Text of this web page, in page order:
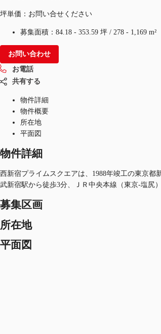
坪単価：お問い合せください
募集面積： 84.18 - 353.59 坪 / 278 - 1,169 m²
お問い合わせ
お電話
共有する
物件詳細
物件概要
所在地
平面図
物件詳細
西新宿プライムスクエアは、1988年竣工の東京都
武新宿駅から徒歩3分、ＪＲ中央本線（東京-塩尻
募集区画
所在地
平面図